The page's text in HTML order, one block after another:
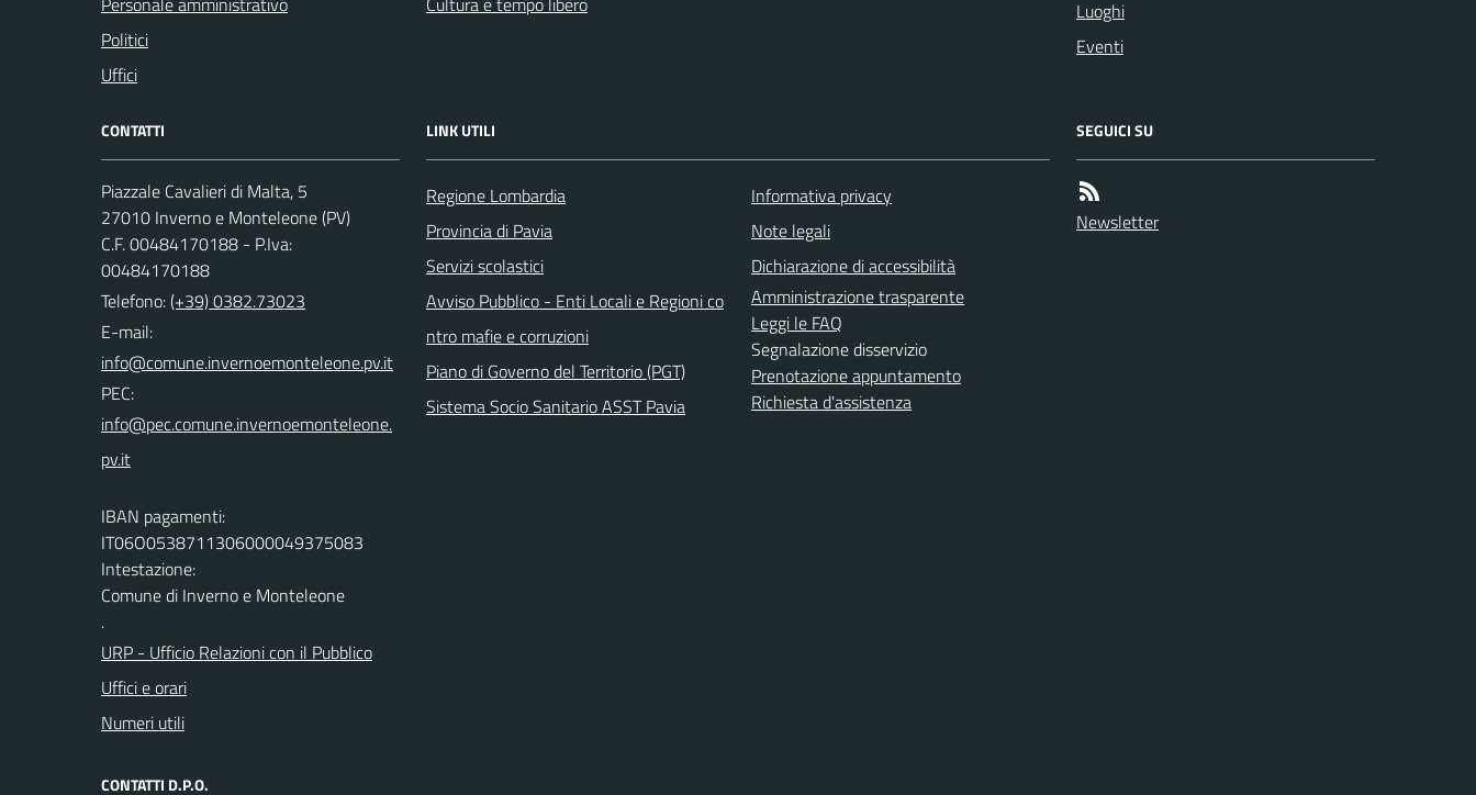
Politici
Uffici
Luoghi
Eventi
CONTATTI
Piazzale Cavalieri di Malta, 5
27010 Inverno e Monteleone (PV)
C.F. 00484170188 - P.Iva:
00484170188
Telefono:(+39) 0382.73023
E-mail:
PEC:
IBAN pagamenti:
IT06O0538711306000049375083
Intestazione:
Comune di Inverno e Monteleone
.
URP - Ufficio Relazioni con il Pubblico
Uffici e orari
Numeri utili
CONTATTI D.P.O.
LINK UTILI
Regione Lombardia
Provincia di Pavia
Servizi scolastici
Avviso Pubblico - Enti Locali e Regioni co
ntro mafie e corruzioni
Piano di Governo del Territorio (PGT)
Sistema Socio Sanitario ASST Pavia
Informativa privacy
Note legali
Dichiarazione di accessibilità
Amministrazione trasparente
Leggi le FAQ
Segnalazione disservizio
Prenotazione appuntamento
Richiesta d'assistenza
SEGUICI SU
Newsletter